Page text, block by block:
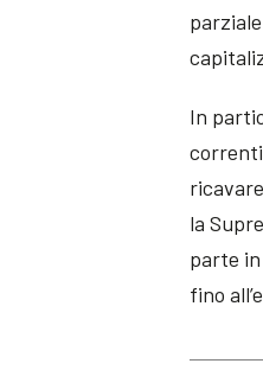
In
la
parte
fino